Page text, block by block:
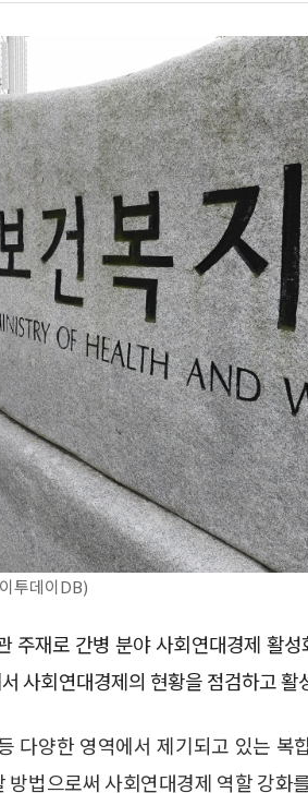
투데이DB)
주재로 간병 분야 사회연대경제 활
사회연대경제의 현황을 점검하고
다양한 영역에서 제기되고 있는 복
방법으로써 사회연대경제 역할 강화